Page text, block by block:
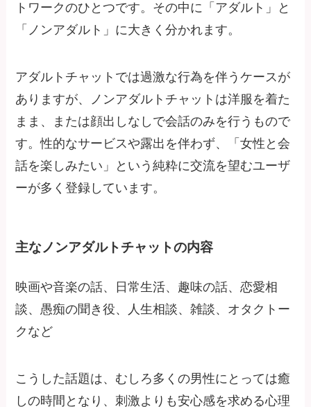
トワークのひとつです。その中に「アダルト」と
「ノンアダルト」に大きく分かれます。
アダルトチャットでは過激な行為を伴うケースが
ありますが、ノンアダルトチャットは洋服を着た
まま、または顔出しなしで会話のみを行うもので
す。性的なサービスや露出を伴わず、「女性と会
話を楽しみたい」という純粋に交流を望むユーザ
ーが多く登録しています。
主なノンアダルトチャットの内容
映画や音楽の話、日常生活、趣味の話、恋愛相
談、愚痴の聞き役、人生相談、雑談、オタクトー
クなど
こうした話題は、むしろ多くの男性にとっては癒
しの時間となり、刺激よりも安心感を求める心理